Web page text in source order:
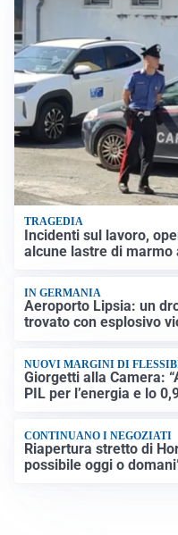
TRAGEDIA
Incidenti sul lavoro,
alcune lastre di marmo
IN GERMANIA
Aeroporto Lipsia: un
trovato con esplosivo
NUOVI MARGINI DI
Giorgetti alla Camera:
PIL per l’energia e lo
CONTINUANO I NEGOZIATI
Riapertura stretto di
possibile oggi o